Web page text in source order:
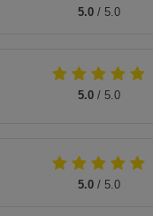
5.0/ 5.0
5.0/ 5.0
5.0/ 5.0